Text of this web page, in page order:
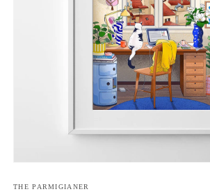
multimediali
THE PARMIGIANER